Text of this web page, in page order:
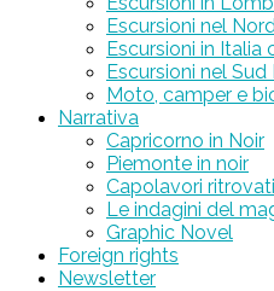
Escursioni nel
Escursioni in Italia
Escursioni nel Sud
Moto, camper e
Narrativa
Capricorno in Noir
Piemonte in noir
Capolavori ritrovati
Le indagini del
Graphic Novel
Foreign rights
Newsletter